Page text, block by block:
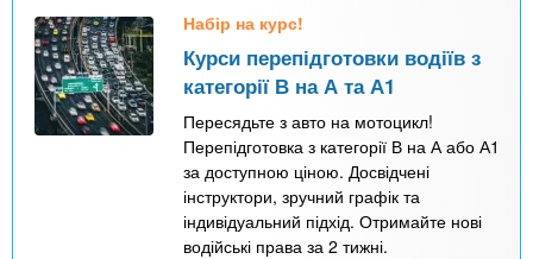
Набір на курс!
Курси перепідготовки водіїв з
категорії В на А та А1
Пересядьте з авто на мотоцикл!
Перепідготовка з категорії В на А або А1
за доступною ціною. Досвідчені
інструктори, зручний графік та
індивідуальний підхід. Отримайте нові
водійські права за 2 тижні.